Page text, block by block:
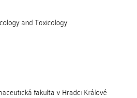
and Toxicology
fakulta v Hradci Králové